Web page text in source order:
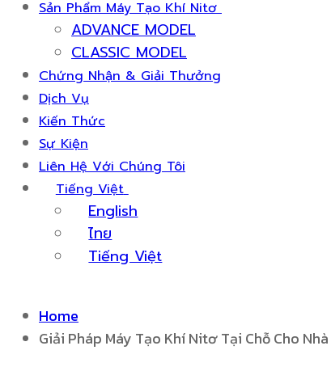
Sản Phẩm Máy Tạo Khí Nitơ
ADVANCE MODEL
CLASSIC MODEL
Chứng Nhận & Giải Thưởng
Dịch Vụ
Kiến Thức
Sự Kiện
Liên Hệ Với Chúng Tôi
Tiếng Việt
English
ไทย
Tiếng Việt
Home
Giải Pháp Máy Tạo Khí Nitơ Tại Chỗ Cho